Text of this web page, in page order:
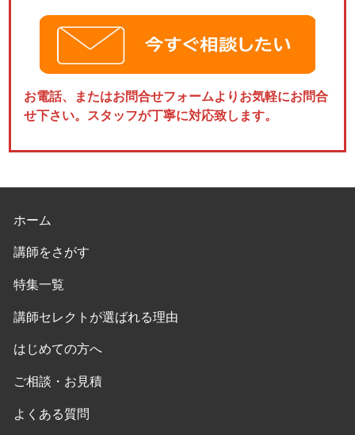
お電話、またはお問合せフォームよりお気軽にお問合
せ下さい。スタッフが丁寧に対応致します。
ホーム
講師をさがす
特集一覧
講師セレクトが選ばれる理由
はじめての方へ
ご相談・お見積
よくある質問